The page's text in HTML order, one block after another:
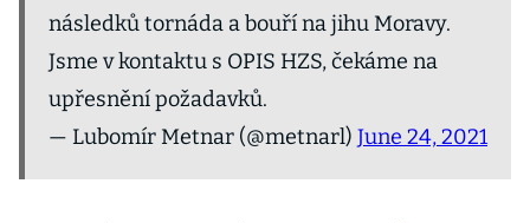
následků tornáda a bouří na jihu Moravy.
Jsme v kontaktu s OPIS HZS, čekáme na
upřesnění požadavků.
— Lubomír Metnar (@metnarl) June 24, 2021